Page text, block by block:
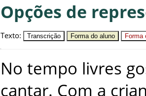
Opções de
Texto: Transcrição Forma do aluno Forma
No tempo livres
cantar. Com a